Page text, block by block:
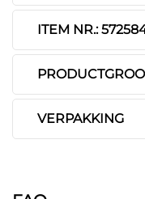
ITEM NR.:
VERPAKKING